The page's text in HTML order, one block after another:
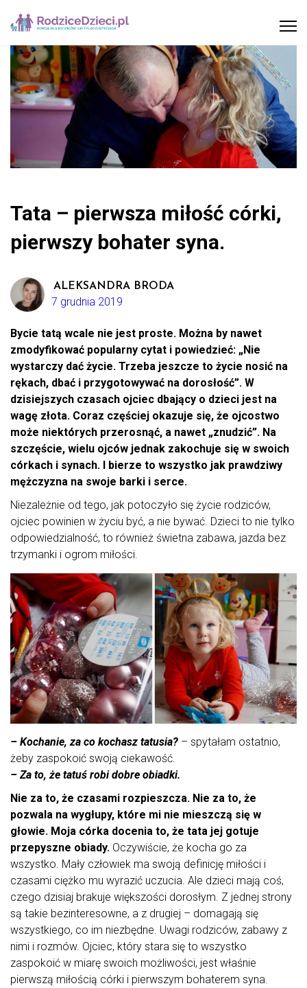
Tata – pierwsza miłość córki,
pierwszy bohater syna.
ALEKSANDRA BRODA
7 grudnia 2019
Bycie tatą wcale nie jest proste. Można by nawet
zmodyfikować popularny cytat i powiedzieć: „Nie
wystarczy dać życie. Trzeba jeszcze to życie nosić na
rękach, dbać i przygotowywać na dorosłość”. W
dzisiejszych czasach ojciec dbający o dzieci jest na
wagę złota. Coraz częściej okazuje się, że ojcostwo
może niektórych przerosnąć, a nawet „znudzić”. Na
szczęście, wielu ojców jednak zakochuje się w swoich
córkach i synach. I bierze to wszystko jak prawdziwy
mężczyzna na swoje barki i serce.
Niezależnie od tego, jak potoczyło się życie rodziców,
ojciec powinien w życiu być, a nie bywać. Dzieci to nie tylko
odpowiedzialność, to również świetna zabawa, jazda bez
trzymanki i ogrom miłości.
– Kochanie, za co kochasz tatusia? – spytałam ostatnio,
żeby zaspokoić swoją ciekawość.
– Za to, że tatuś robi dobre obiadki.
Nie za to, że czasami rozpieszcza. Nie za to, że
pozwala na wygłupy, które mi nie mieszczą się w
głowie. Moja córka docenia to, że tata jej gotuje
przepyszne obiady. Oczywiście, że kocha go za
wszystko. Mały człowiek ma swoją definicję miłości i
czasami ciężko mu wyrazić uczucia. Ale dzieci mają coś,
czego dzisiaj brakuje większości dorosłym. Z jednej strony
są takie bezinteresowne, a z drugiej – domagają się
wszystkiego, co im niezbędne. Uwagi rodziców, zabawy z
nimi i rozmów. Ojciec, który stara się to wszystko
zaspokoić w miarę swoich możliwości, jest właśnie
pierwszą miłością córki i pierwszym bohaterem syna.